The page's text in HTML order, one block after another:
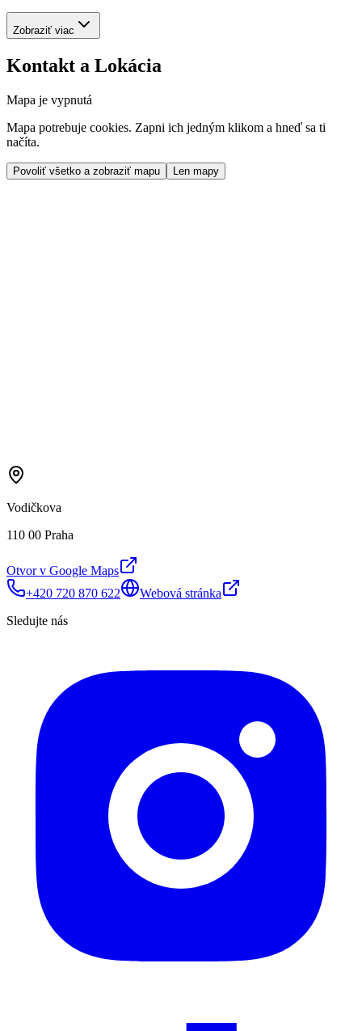
Zobraziť viac
Kontakt a Lokácia
Mapa je vypnutá
Mapa potrebuje cookies. Zapni ich jedným klikom a hneď sa ti
načíta.
Povoliť všetko a zobraziť mapu Len mapy
Vodičkova
110 00 Praha
Otvor v Google Maps
+420 720 870 622
Webová stránka
Sledujte nás